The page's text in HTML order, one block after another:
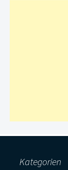
Kategorien